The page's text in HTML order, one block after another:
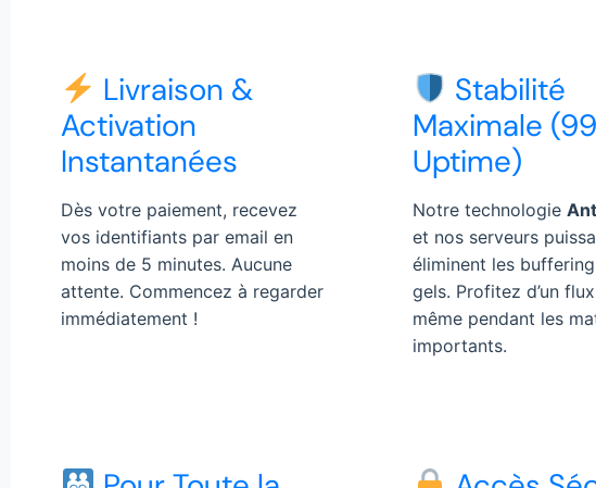
Livraison &
Activation
Instantanées
Dès votre paiement, recevez
vos identifiants par email en
moins de 5 minutes. Aucune
attente. Commencez à regarder
immédiatement !
Stabilité
Maximale
Uptime)
Notre technologie
et nos serveurs
éliminent les
gels. Profitez d’un
même pendant les
importants.